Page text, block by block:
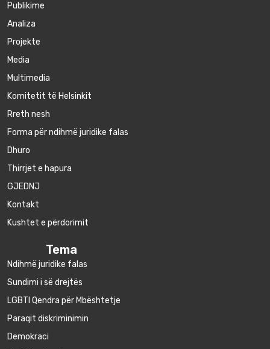
Publikime
Аnaliza
Projekte
Media
Multimedia
Komitetit të Helsinkit
Rreth nesh
Forma për ndihmë juridike falas
Dhuro
Thirrjet e hapura
GJEDNJ
Kontakt
Kushtet e përdorimit
Tema
Ndihmë juridike falas
Sundimi i së drejtës
LGBTI Qendra për Mbështetje
Paraqit diskriminimin
Demokraci